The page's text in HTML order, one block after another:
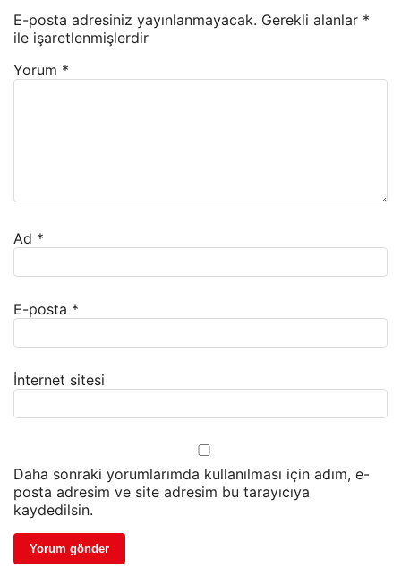
E-posta adresiniz yayınlanmayacak. Gerekli alanlar *
ile işaretlenmişlerdir
Yorum *
Ad *
E-posta *
İnternet sitesi
Daha sonraki yorumlarımda kullanılması için adım, e-
posta adresim ve site adresim bu tarayıcıya
kaydedilsin.